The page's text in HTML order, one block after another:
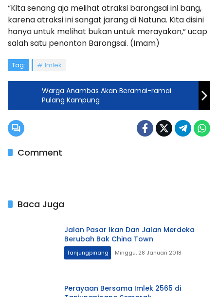
“Kita senang aja melihat atraksi barongsai ini bang,
karena atraksi ini sangat jarang di Natuna. Kita disini
hanya untuk melihat bukan untuk merayakan,” ucap
salah satu penonton Barongsai. (Imam)
Tag: Imlek
Warga Anambas Akan Beramai-ramai
Pulang Kampung
Comment
Baca Juga
Jalan Pasar Ikan Dan Jalan Merdeka
Berubah Bak China Town
Tanjungpinang Minggu, 28 Januari 2018
Perayaan Bersama Imlek 2565 di